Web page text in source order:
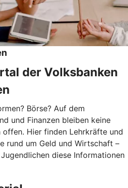
der Volksbanken
Börse? Auf dem
und Finanzen bleiben keine
offen. Hier finden Lehrkräfte und
rund um Geld und Wirtschaft –
diese Informationen